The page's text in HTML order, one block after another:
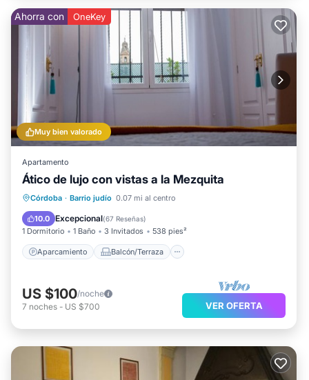
Muy bien valorado
Ahorra con OneKey
Apartamento
Ático de lujo con vistas a la Mezquita
Córdoba · Barrio judío 0.07 mi al centro
10.0 Excepcional(67 Reseñas)
1 Dormitorio 1 Baño 3 Invitados 538 pies²
Aparcamiento Balcón/Terraza
Aparcamiento
Balcón/Terraza
Cocina
Aire acondicionado
US $100/noche
7 noches - US $700 VER OFERTA